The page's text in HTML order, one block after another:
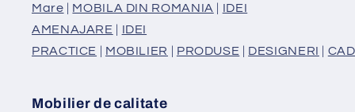
Mare | MOBILA DIN ROMANIA | IDEI
AMENAJARE | IDEI
PRACTICE | MOBILIER | PRODUSE | DESIGNERI |
Mobilier de calitate